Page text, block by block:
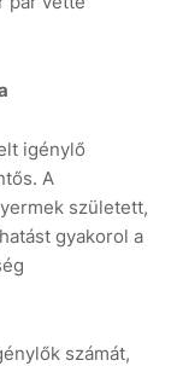
igénylő
A
született,
gyakorol a
számát,